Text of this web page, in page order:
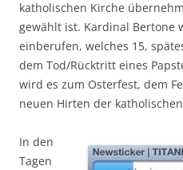
katholischen Kirche
gewählt ist. Kardinal Bertone
einberufen, welches 15,
dem Tod/Rücktritt eines
wird es zum Osterfest, dem
neuen Hirten der
In den
Tagen